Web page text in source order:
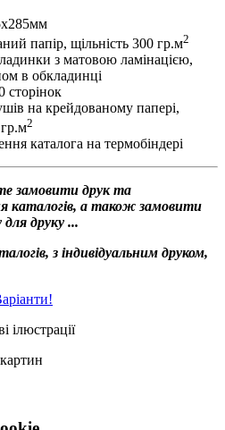
папір, щільність 300 гр.м2
з матовою ламінацією,
в обкладинці
сторінок
на крейдованому папері,
2
каталога на термобіндері
замовити друк та
каталогів, а також замовити
для друку ...
з індивідуальним друком,